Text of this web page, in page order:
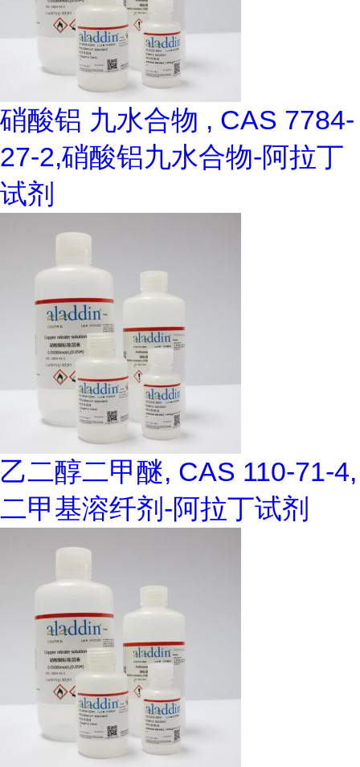
硝酸铝 九水合物 , CAS 7784-
27-2,硝酸铝九水合物-阿拉丁
试剂
乙二醇二甲醚, CAS 110-71-4,
二甲基溶纤剂-阿拉丁试剂